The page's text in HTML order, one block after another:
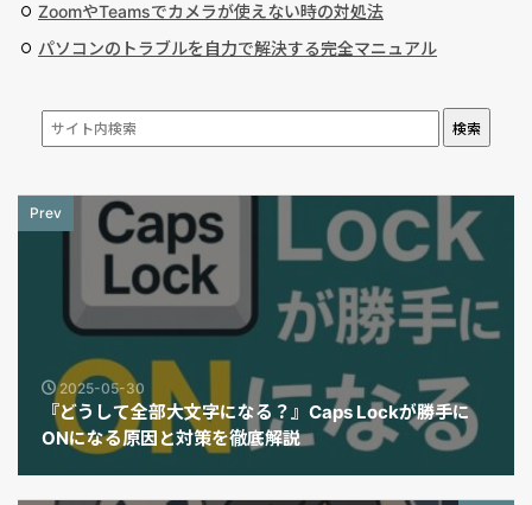
ZoomやTeamsでカメラが使えない時の対処法
パソコンのトラブルを自力で解決する完全マニュアル
検索
Prev
2025-05-30
『どうして全部大文字になる？』Caps Lockが勝手に
ONになる原因と対策を徹底解説